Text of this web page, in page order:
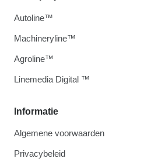
Informatie
Algemene voorwaarden
Privacybeleid
Autoline™
Machineryline™
Agroline™
Linemedia Digital ™